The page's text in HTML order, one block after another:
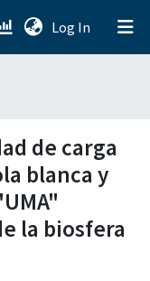
Log In (current)
de carga
blanca y
la biosfera